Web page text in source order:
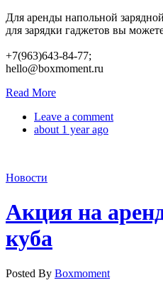
Для аренды напольной
для зарядки гаджетов вы
+7(963)643-84-77;
hello@boxmoment.ru
Read More
Leave a comment
about 1 year ago
Новости
Акция на
куба
Posted By Boxmoment